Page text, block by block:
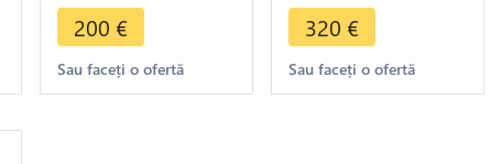
Silver -> Faire Offre
200 €
Sau faceți o ofertă
1324-1358 Argent
Silver
320 €
Sau faceți o ofertă